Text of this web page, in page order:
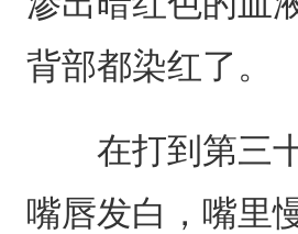
背部都染红了。
在打到第三十
嘴唇发白，嘴里